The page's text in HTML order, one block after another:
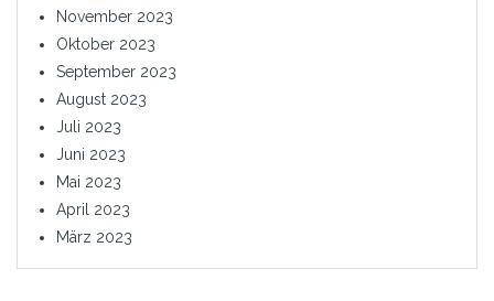
November 2023
Oktober 2023
September 2023
August 2023
Juli 2023
Juni 2023
Mai 2023
April 2023
März 2023